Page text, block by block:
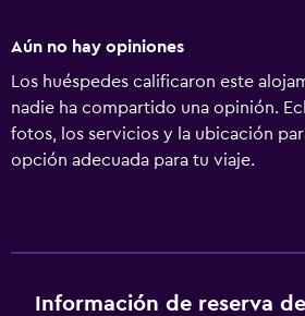
Aún no hay opiniones
Los huéspedes calificaron este
nadie ha compartido una opinión.
fotos, los servicios y la ubicación
opción adecuada para tu viaje.
Información de reserva